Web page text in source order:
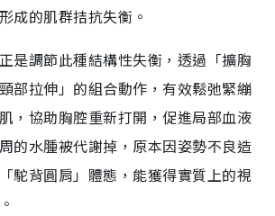
成的肌群拮抗失衡。
是調節此種結構性失衡，透過「擴胸
部拉伸」的組合動作，有效鬆弛緊繃
，協助胸腔重新打開，促進局部血液
的水腫被代謝掉，原本因姿勢不良造
駝背圓肩」體態，能獲得實質上的視